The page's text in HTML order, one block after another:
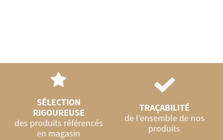
SÉLECTION
RIGOUREUSE
des produits référencés
en magasin
TRAÇABILITÉ
de l’ensemble de nos
produits